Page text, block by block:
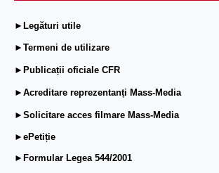
►Legături utile
►Termeni de utilizare
►Publicații oficiale CFR
►Acreditare reprezentanți Mass-Media
►Solicitare acces filmare Mass-Media
►ePetiție
►Formular Legea 544/2001